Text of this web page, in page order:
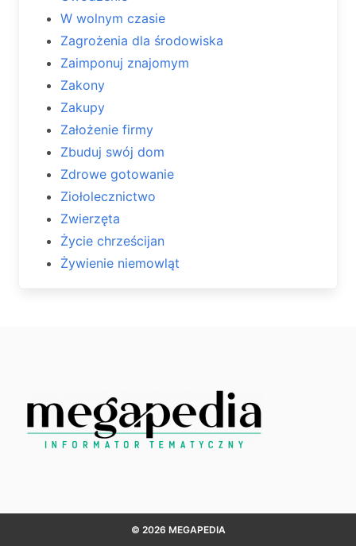
W wolnym czasie
Zagrożenia dla środowiska
Zaimponuj znajomym
Zakony
Zakupy
Założenie firmy
Zbuduj swój dom
Zdrowe gotowanie
Ziołolecznictwo
Zwierzęta
Życie chrześcijan
Żywienie niemowląt
© 2026 MEGAPEDIA